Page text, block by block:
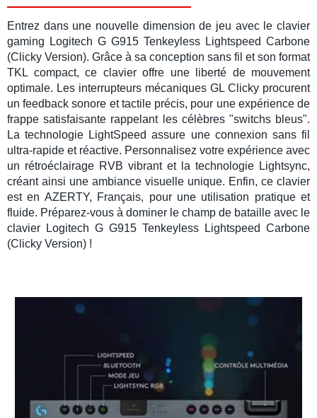
Entrez dans une nouvelle dimension de jeu avec le clavier
gaming Logitech G G915 Tenkeyless Lightspeed Carbone
(Clicky Version). Grâce à sa conception sans fil et son format
TKL compact, ce clavier offre une liberté de mouvement
optimale. Les interrupteurs mécaniques GL Clicky procurent
un feedback sonore et tactile précis, pour une expérience de
frappe satisfaisante rappelant les célèbres "switchs bleus".
La technologie LightSpeed assure une connexion sans fil
ultra-rapide et réactive. Personnalisez votre expérience avec
un rétroéclairage RVB vibrant et la technologie Lightsync,
créant ainsi une ambiance visuelle unique. Enfin, ce clavier
est en AZERTY, Français, pour une utilisation pratique et
fluide. Préparez-vous à dominer le champ de bataille avec le
clavier Logitech G G915 Tenkeyless Lightspeed Carbone
(Clicky Version) !